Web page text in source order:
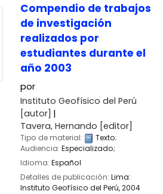
Compendio de trabajos
de investigación
realizados por
estudiantes durante el
año 2003
por
Instituto Geofísico del Perú
[autor]
Tavera, Hernando [editor]
Tipo de material: Texto;
Audiencia: Especializado;
Idioma: Español
Detalles de publicación: Lima:
Instituto Geofísico del Perú,2004